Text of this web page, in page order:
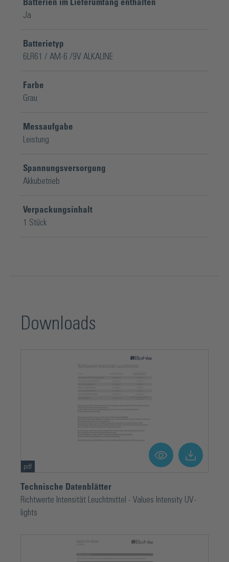
Batterien im Lieferumfang enthalten
Ja
Batterietyp
6LR61 / AM-6 /9V ALKALINE
Farbe
Grau
Messaufgabe
Leistung
Spannungsversorgung
Akkubetrieb
Verpackungsinhalt
1 Stück
Downloads
pdf
Technische Datenblätter
Richtwerte Intensität Leuchtmittel - Values Intensity UV-
lights